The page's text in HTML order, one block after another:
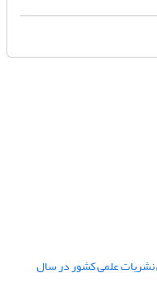
نشریات علمی کشور در سال